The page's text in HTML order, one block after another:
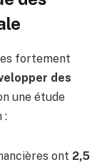
fortement
des
une étude
:
ont 2,5